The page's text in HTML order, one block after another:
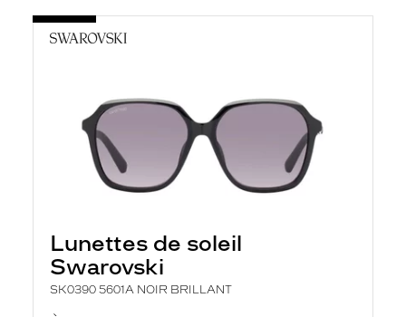
Lunettes de soleil
Swarovski
SK0390 5601A NOIR BRILLANT